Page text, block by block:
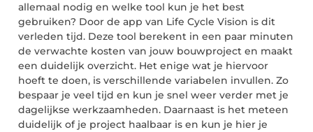
allemaal nodig en welke tool kun je het best
gebruiken? Door de app van Life Cycle Vision is dit
verleden tijd. Deze tool berekent in een paar minuten
de verwachte kosten van jouw bouwproject en maakt
een duidelijk overzicht. Het enige wat je hiervoor
hoeft te doen, is verschillende variabelen invullen. Zo
bespaar je veel tijd en kun je snel weer verder met je
dagelijkse werkzaamheden. Daarnaast is het meteen
duidelijk of je project haalbaar is en kun je hier je